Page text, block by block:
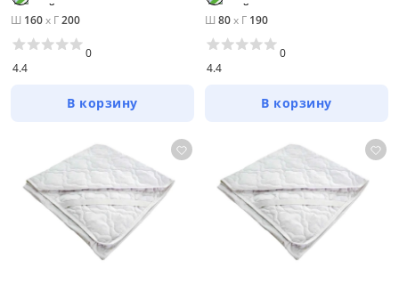
Ш 160x Г200
4.4
0
В корзину
Ш 80x Г 190
4.4
0
В корзину